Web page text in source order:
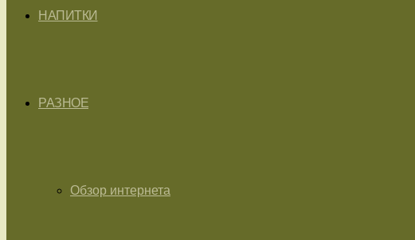
НАПИТКИ
РАЗНОЕ
Обзор интернета